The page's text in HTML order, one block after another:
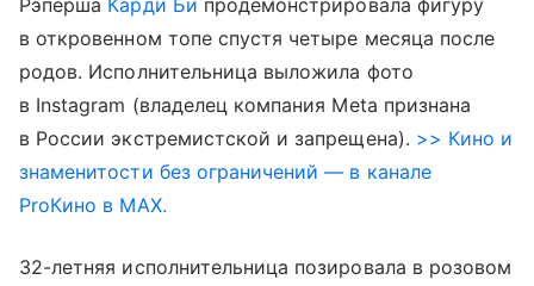
в откровенном топе спустя четыре месяца после
родов. Исполнительница выложила фото
в Instagram (владелец компания Meta признана
в России экстремистской и запрещена). >> Кино и
знаменитости без ограничений — в канале
ProКино в MAX.
32-летняя исполнительница позировала в розовом